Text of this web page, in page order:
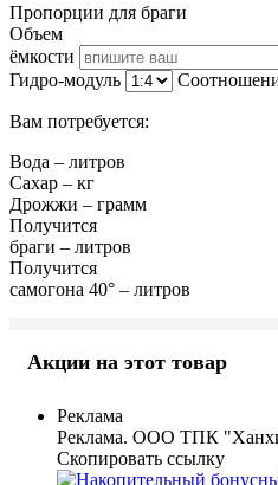
Пропорции для браги
Объем
ёмкости
Гидро-модуль
Вам потребуется:
Вода – литров
Сахар – кг
Дрожжи – грамм
Получится
браги – литров
Получится
самогона 40° – литров
Акции на этот товар
Реклама
Реклама. ООО ТПК
Скопировать ссылку